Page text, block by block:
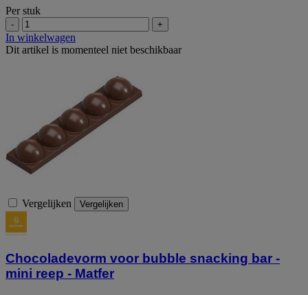
Per stuk
- +
In winkelwagen
Dit artikel is momenteel niet beschikbaar
Vergelijken Vergelijken
Chocoladevorm voor bubble snacking bar -
mini reep - Matfer